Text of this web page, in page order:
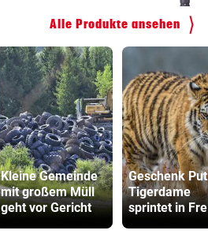
Alle Produkte ansehen
Kleine Gemeinde
mit großem Müll
geht vor Gericht
Geschenk
Tigerdame
sprintet in